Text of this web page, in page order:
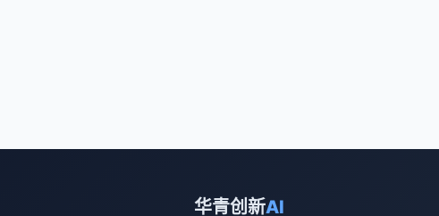
华青创新AI